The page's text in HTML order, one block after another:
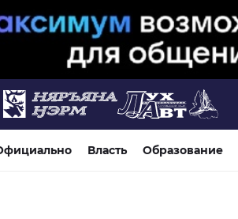
Власть Образование